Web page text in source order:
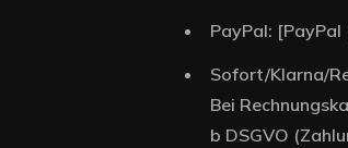
PayPal: [PayPal
Sofort/Klarna/
Bei
b DSGVO